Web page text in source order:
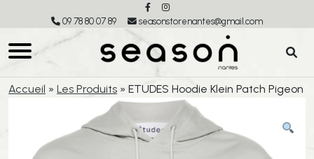
09 78 80 07 89 seasonstorenantes@gmail.com
Accueil » Les Produits » ETUDES Hoodie Klein Patch Pigeon